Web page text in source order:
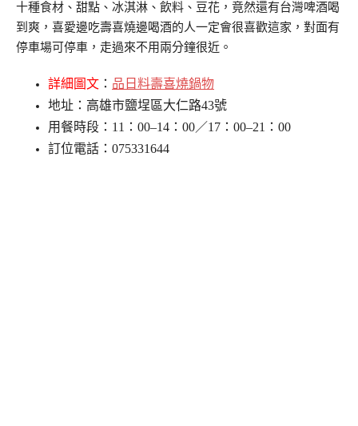
十種食材、甜點、冰淇淋、飲料、豆花，竟然還有台灣啤酒喝
到爽，喜愛邊吃壽喜燒邊喝酒的人一定會很喜歡這家，對面有
停車場可停車，走過來不用兩分鐘很近。
詳細圖文 ： 品日料壽喜燒鍋物
地址：高雄市鹽埕區大仁路43號
用餐時段：11：00–14：00／17：00–21：00
訂位電話：075331644